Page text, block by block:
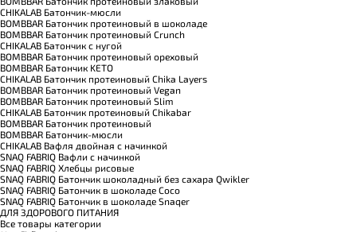
CHIKALAB Батончик-мюсли
BOMBBAR Батончик протеиновый в шоколаде
BOMBBAR Батончик протеиновый Crunch
CHIKALAB Батончик с нугой
BOMBBAR Батончик протеиновый ореховый
BOMBBAR Батончик KETO
CHIKALAB Батончик протеиновый Chika Layers
BOMBBAR Батончик протеиновый Vegan
BOMBBAR Батончик протеиновый Slim
CHIKALAB Батончик протеиновый Chikabar
BOMBBAR Батончик протеиновый
BOMBBAR Батончик-мюсли
CHIKALAB Вафля двойная с начинкой
SNAQ FABRIQ Вафли с начинкой
SNAQ FABRIQ Хлебцы рисовые
SNAQ FABRIQ Батончик шоколадный без сахара Qwikler
SNAQ FABRIQ Батончик в шоколаде Coco
SNAQ FABRIQ Батончик в шоколаде Snaqer
ДЛЯ ЗДОРОВОГО ПИТАНИЯ
Все товары категории